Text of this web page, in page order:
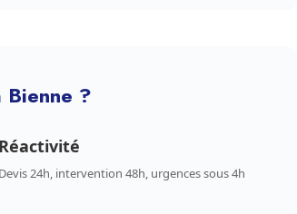
Bienne ?
Réactivité
Devis 24h, intervention 48h, urgences sous 4h